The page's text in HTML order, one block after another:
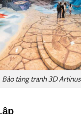
Bảo tàng tranh 3D Artinus